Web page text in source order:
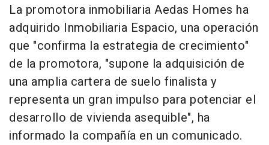
La promotora inmobiliaria Aedas Homes ha
adquirido Inmobiliaria Espacio, una operación
que "confirma la estrategia de crecimiento"
de la promotora, "supone la adquisición de
una amplia cartera de suelo finalista y
representa un gran impulso para potenciar el
desarrollo de vivienda asequible", ha
informado la compañía en un comunicado.